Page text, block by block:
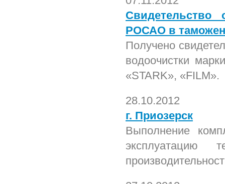
Свидетельство
РОСАО в
Получено
водоочистки
«STARK», «FILM».
28.10.2012
г. Приозерск
Выполнение
эксплуатацию